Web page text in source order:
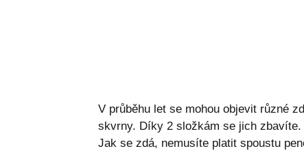
V průběhu let se mohou objevit různé
skvrny. Díky 2 složkám se jich
Jak se zdá, nemusíte platit spoustu